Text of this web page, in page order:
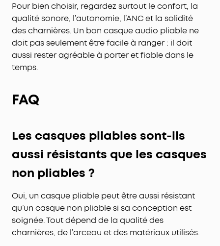
Pour bien choisir, regardez surtout le confort, la
qualité sonore, l’autonomie, l’ANC et la solidité
des charnières. Un bon casque audio pliable ne
doit pas seulement être facile à ranger : il doit
aussi rester agréable à porter et fiable dans le
temps.
FAQ
Les casques pliables sont-ils
aussi résistants que les casques
non pliables ?
Oui, un casque pliable peut être aussi résistant
qu’un casque non pliable si sa conception est
soignée. Tout dépend de la qualité des
charnières, de l’arceau et des matériaux utilisés.